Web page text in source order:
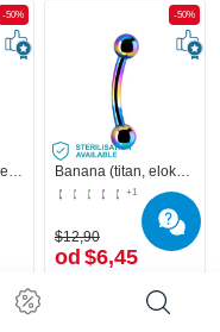
-50% -50%
Banana (titan, eloksiran) s kuglama
+1
$12,90
od $6,45